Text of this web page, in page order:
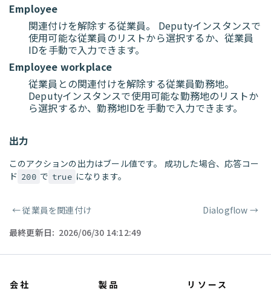
Employee
関連付けを解除する従業員。 Deputyインスタンスで
使用可能な従業員のリストから選択するか、従業員
IDを手動で入力できます。
Employee workplace
従業員との関連付けを解除する従業員勤務地。
Deputyインスタンスで使用可能な勤務地のリストか
ら選択するか、勤務地IDを手動で入力できます。
出力
このアクションの出力はブール値です。 成功した場合、応答コー
ド 200 で true になります。
ページャー
←従業員を関連付け Dialogflow →
最終更新日: 2026/06/30 14:12:49
会社 製品 リソース